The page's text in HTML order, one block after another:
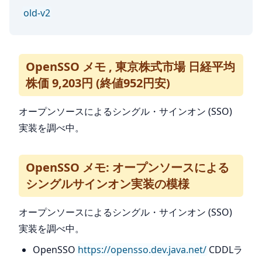
old-v2
OpenSSO メモ , 東京株式市場 日経平均
株価 9,203円 (終値952円安)
オープンソースによるシングル・サインオン (SSO)
実装を調べ中。
OpenSSO メモ: オープンソースによる
シングルサインオン実装の模様
オープンソースによるシングル・サインオン (SSO)
実装を調べ中。
OpenSSO https://opensso.dev.java.net/ CDDLラ